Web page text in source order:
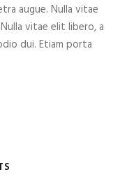
augue. Nulla vitae
vitae elit libero, a
dui. Etiam porta